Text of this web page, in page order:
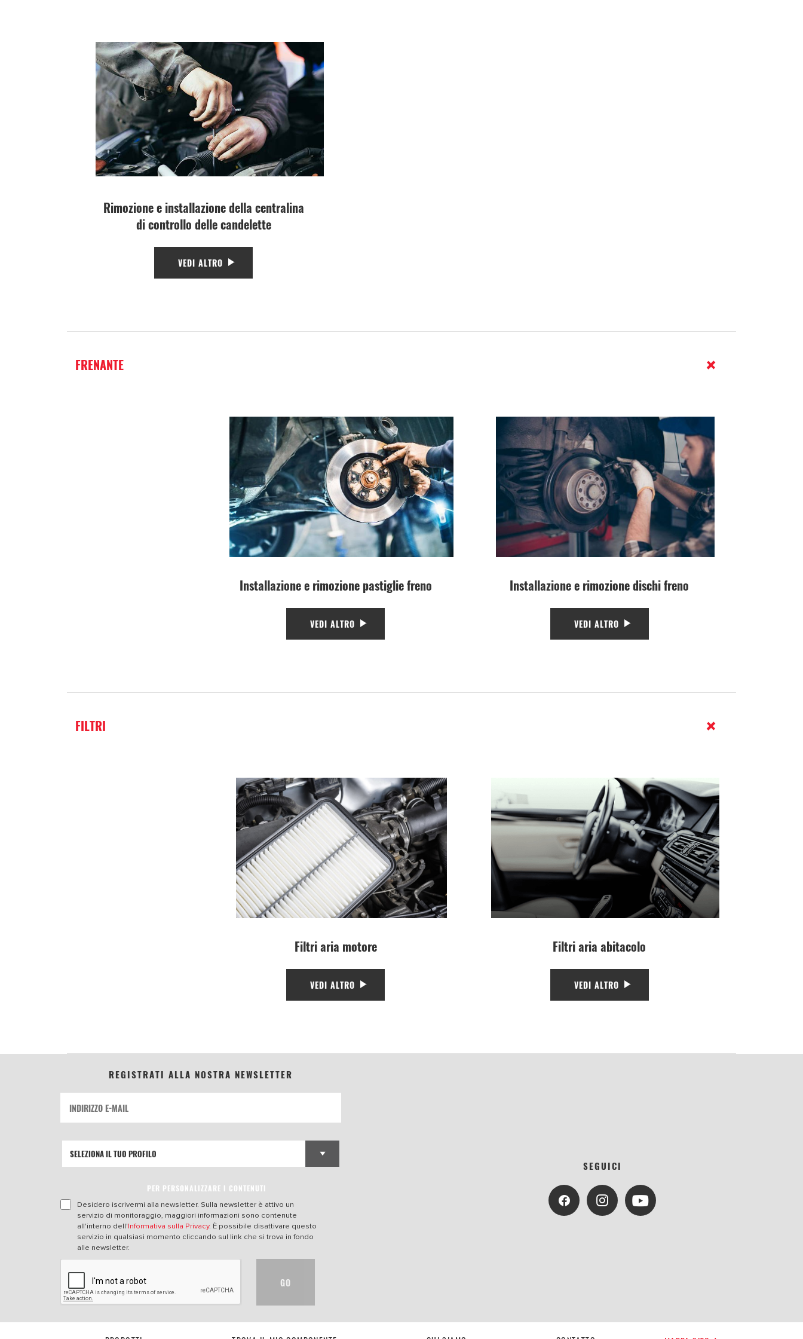
Rimozione e installazione della centralina
di controllo delle candelette
VEDI ALTRO
FRENANTE
Installazione e rimozione pastiglie freno
VEDI ALTRO
Installazione e rimozione dischi freno
VEDI ALTRO
FILTRI
Filtri aria motore
VEDI ALTRO
Filtri aria abitacolo
VEDI ALTRO
REGISTRATI ALLA NOSTRA NEWSLETTER
PER PERSONALIZZARE I CONTENUTI
Desidero iscrivermi alla newsletter. Sulla newsletter è attivo un
servizio di monitoraggio, maggiori informazioni sono contenute
all'interno dell'Informativa sulla Privacy. È possibile disattivare questo
servizio in qualsiasi momento cliccando sul link che si trova in fondo
alle newsletter.
GO
SEGUICI